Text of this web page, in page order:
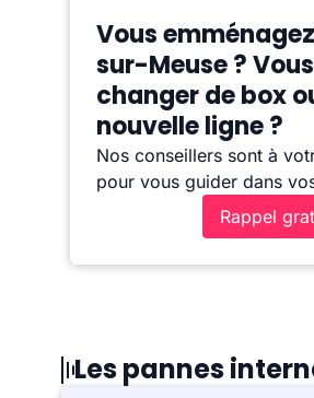
Vous
sur-Meuse ?
changer de box
nouvelle ligne ?
Nos conseillers sont à
pour vous guider dans
Rappel
Les pannes